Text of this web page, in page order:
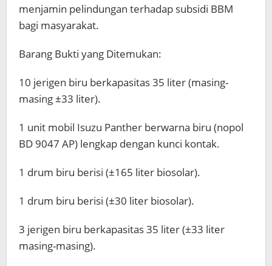
menjamin pelindungan terhadap subsidi BBM
bagi masyarakat.
Barang Bukti yang Ditemukan:
10 jerigen biru berkapasitas 35 liter (masing-
masing ±33 liter).
1 unit mobil Isuzu Panther berwarna biru (nopol
BD 9047 AP) lengkap dengan kunci kontak.
1 drum biru berisi (±165 liter biosolar).
1 drum biru berisi (±30 liter biosolar).
3 jerigen biru berkapasitas 35 liter (±33 liter
masing-masing).